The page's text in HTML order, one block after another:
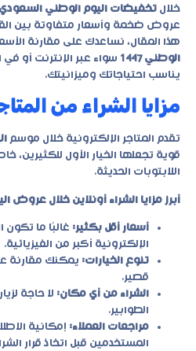
خلال تخفيضات اليوم الوطني السعودي 2025
عروض ضخمة وأسعار متفاوتة بين
هذا المقال، نساعدك على مقارنة
الوطني 1447
سواء عبر الإنترنت أو في
يناسب احتياجاتك وميزانيتك.
مزايا الشراء من
تقدم المتاجر الإلكترونية خلال موسم
قوية تجعلها الخيار الأول
اللابتوبات الحديثة.
أبرز مزايا الشراء أونلاين خلال عروض
أسعار أقل بكثير: غالبًا ما تكون
الإلكترونية أكبر من الفيزيائية.
تنوع الخيارات: يمكنك مقارنة
قصير.
الشراء من أي مكان: لا حاجة
الطوابير.
مراجعات العملاء: إمكانية
المستخدمين قبل اتخاذ قرار